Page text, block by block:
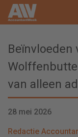
Beïnvloeden
van alleen
28 mei 2026
Redactie